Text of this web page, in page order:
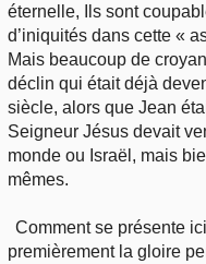
éternelle, Ils sont
d’iniquités dans cette «
Mais beaucoup de
déclin qui était déjà
siècle, alors que Jean
Seigneur Jésus devait
monde ou Israël, mais
mêmes.
Comment se présente
premièrement la gloire